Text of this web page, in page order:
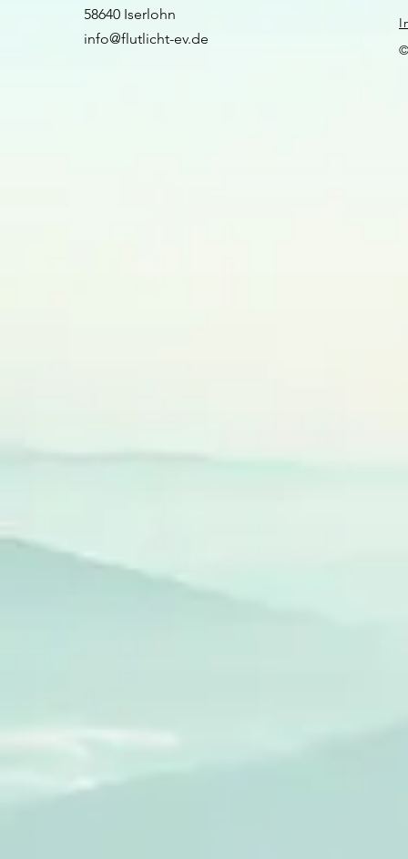
58640 Iserlohn​​
info@flutlicht-ev.de